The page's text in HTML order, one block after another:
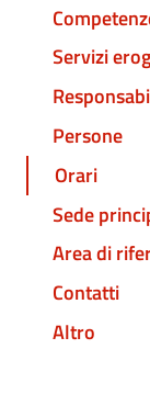
Servizi
Persone
Orari
Sede
Area di
Contatti
Altro